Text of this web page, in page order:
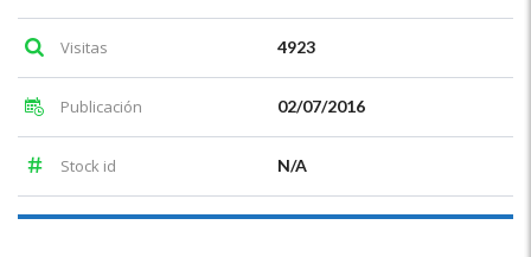
Visitas 4923
Publicación 02/07/2016
Stock id N/A